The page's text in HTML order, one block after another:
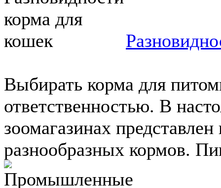
Выбирать корма для
ответственностью. В
зоомагазинах
разнообразных кормов.